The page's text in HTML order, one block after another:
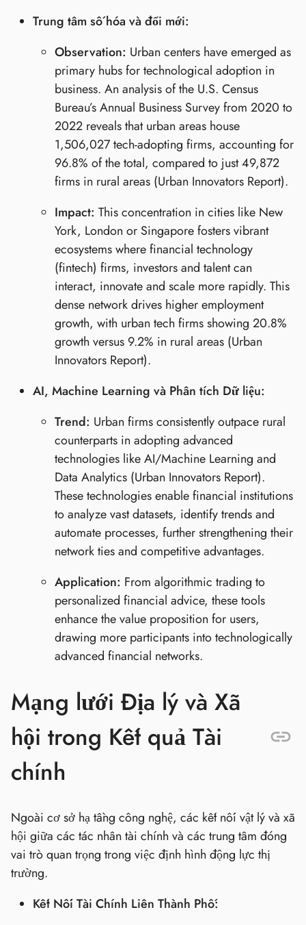
Trung tâm số hóa và đổi mới:
Observation: Urban centers have emerged as
primary hubs for technological adoption in
business. An analysis of the U.S. Census
Bureau’s Annual Business Survey from 2020 to
2022 reveals that urban areas house
1,506,027 tech-adopting firms, accounting for
96.8% of the total, compared to just 49,872
firms in rural areas (Urban Innovators Report).
Impact: This concentration in cities like New
York, London or Singapore fosters vibrant
ecosystems where financial technology
(fintech) firms, investors and talent can
interact, innovate and scale more rapidly. This
dense network drives higher employment
growth, with urban tech firms showing 20.8%
growth versus 9.2% in rural areas (Urban
Innovators Report).
AI, Machine Learning và Phân tích Dữ liệu:
Trend: Urban firms consistently outpace rural
counterparts in adopting advanced
technologies like AI/Machine Learning and
Data Analytics (Urban Innovators Report).
These technologies enable financial institutions
to analyze vast datasets, identify trends and
automate processes, further strengthening their
network ties and competitive advantages.
Application: From algorithmic trading to
personalized financial advice, these tools
enhance the value proposition for users,
drawing more participants into technologically
advanced financial networks.
Mạng lưới Địa lý và Xã
hội trong Kết quả Tài
chính
Ngoài cơ sở hạ tầng công nghệ, các kết nối vật lý và xã
hội giữa các tác nhân tài chính và các trung tâm đóng
vai trò quan trọng trong việc định hình động lực thị
trường.
Kết Nối Tài Chính Liên Thành Phố: